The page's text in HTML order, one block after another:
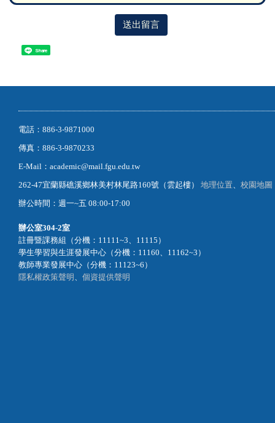
送出留言
Share
電話：886-3-9871000
傳真：886-3-9870233
E-Mail：academic@mail.fgu.edu.tw
262-47宜蘭縣礁溪鄉林美村林尾路160號（雲起樓） 地理位置
校園地圖
辦公時間：週一~五 08:00-17:00
辦公室304-2室
註冊暨課務組（分機：11111~3、11115）
學生學習與生涯發展中心（分機：11160、11162~3）
教師專業發展中心（分機：11123~6）
隱私權政策聲明
個資提供聲明